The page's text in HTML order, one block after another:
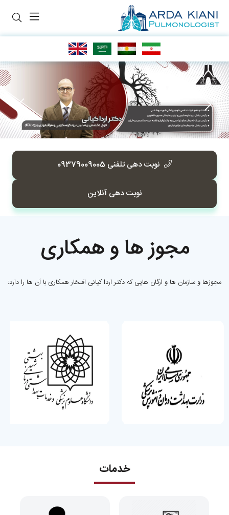
نوبت دهی تلفنی 09379009005
نوبت دهی آنلاین
مجوز ها و همکاری
مجوزها و سازمان ها و ارگان هایی که دکتر اردا کیانی افتخار همکاری با آن ها را دارد:
خدمات